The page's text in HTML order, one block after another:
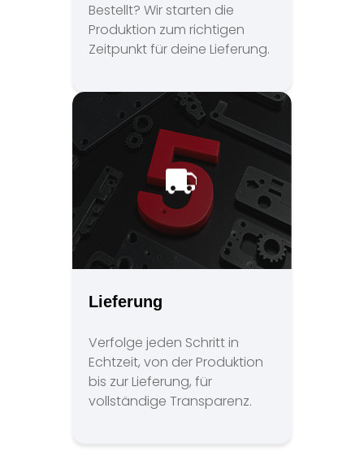
Bestellt? Wir starten die
Produktion zum richtigen
Zeitpunkt für deine Lieferung.
Lieferung
Verfolge jeden Schritt in
Echtzeit, von der Produktion
bis zur Lieferung, für
vollständige Transparenz.